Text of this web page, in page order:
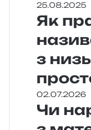
25.08.2025
Як
з
02.07.2026
Чи